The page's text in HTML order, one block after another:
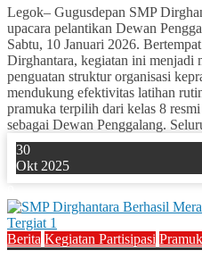
Legok– Gugusdepan SMP
upacara pelantikan Dewan
Sabtu, 10 Januari 2026.
Dirghantara, kegiatan ini menjadi
penguatan struktur organisasi
mendukung efektivitas latihan
pramuka terpilih dari kelas 8
sebagai Dewan Penggalang.
30
Okt 2025
Berita Kegiatan Partisipasi